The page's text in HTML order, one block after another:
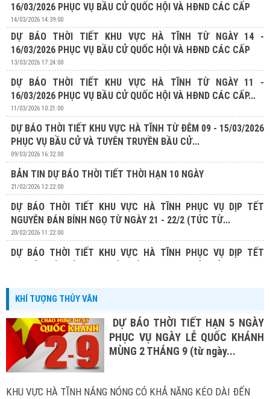
16/03/2026 PHỤC VỤ BẦU CỬ QUỐC HỘI VÀ HĐND CÁC CẤP
14/03/2026 14:39:00
DỰ BÁO THỜI TIẾT KHU VỰC HÀ TĨNH TỪ NGÀY 14 -
16/03/2026 PHỤC VỤ BẦU CỬ QUỐC HỘI VÀ HĐND CÁC CẤP
13/03/2026 17:24:00
DỰ BÁO THỜI TIẾT KHU VỰC HÀ TĨNH TỪ NGÀY 11 -
16/03/2026 PHỤC VỤ BẦU CỬ QUỐC HỘI VÀ HĐND CÁC CẤP...
11/03/2026 10:21:00
DỰ BÁO THỜI TIẾT KHU VỰC HÀ TĨNH TỪ ĐÊM 09 - 15/03/2026
PHỤC VỤ BẦU CỬ VÀ TUYÊN TRUYỀN BẦU CỬ...
09/03/2026 16:32:00
BẢN TIN DỰ BÁO THỜI TIẾT THỜI HẠN 10 NGÀY
21/02/2026 12:22:00
DỰ BÁO THỜI TIẾT KHU VỰC HÀ TĨNH PHỤC VỤ DỊP TẾT
NGUYÊN ĐÁN BÍNH NGỌ TỪ NGÀY 21 - 22/2 (TỨC TỪ...
20/02/2026 11:22:00
DỰ BÁO THỜI TIẾT KHU VỰC HÀ TĨNH PHỤC VỤ DỊP TẾT
KHÍ TƯỢNG THỦY VĂN
DỰ BÁO THỜI TIẾT HẠN 5 NGÀY
PHỤC VỤ NGÀY LỄ QUỐC KHÁNH
MÙNG 2 THÁNG 9 (từ ngày...
KHU VỰC HÀ TĨNH NẮNG NÓNG CÓ KHẢ NĂNG KÉO DÀI ĐẾN